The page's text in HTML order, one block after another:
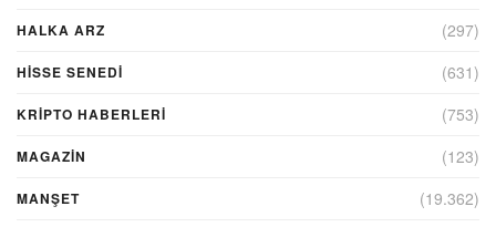
HALKA ARZ (297)
HİSSE SENEDİ (631)
KRIPTO HABERLERI (753)
MAGAZİN (123)
MANŞET (19.362)